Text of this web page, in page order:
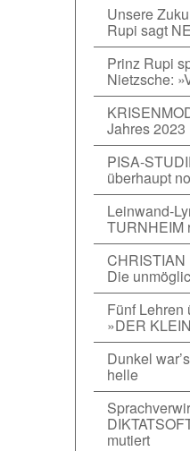
Unsere
Rupi sagt
Prinz Rupi
Nietzsche:
Jahres 2023
PISA-
überhaupt
Leinwand-
TURNHEIM
CHRISTIAN
Die
Fünf Lehren
»DER
Dunkel
helle
mutiert